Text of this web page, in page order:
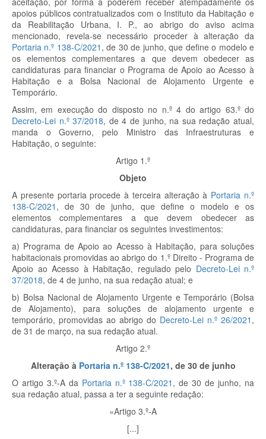
apoios públicos contratualizados com o Instituto da Habitação e
da Reabilitação Urbana, I. P., ao abrigo do aviso acima
mencionado, revela-se necessário proceder à alteração da
Portaria n.º 138-C/2021 , de 30 de junho, que define o modelo e
os elementos complementares a que devem obedecer as
candidaturas para financiar o Programa de Apoio ao Acesso à
Habitação e a Bolsa Nacional de Alojamento Urgente e
Temporário.
Assim, em execução do disposto no n.º 4 do artigo 63.º do
Decreto-Lei n.º 37/2018, de 4 de junho, na sua redação atual,
manda o Governo, pelo Ministro das Infraestruturas e
Habitação, o seguinte:
Artigo 1.º
Objeto
A presente portaria procede à terceira alteração à Portaria n.º
138-C/2021 , de 30 de junho, que define o modelo e os
elementos complementares a que devem obedecer as
candidaturas, para financiar os seguintes investimentos:
a) Programa de Apoio ao Acesso à Habitação, para soluções
habitacionais promovidas ao abrigo do 1.º Direito - Programa de
Apoio ao Acesso à Habitação, regulado pelo Decreto-Lei n.º
37/2018, de 4 de junho, na sua redação atual; e
b) Bolsa Nacional de Alojamento Urgente e Temporário (Bolsa
de Alojamento), para soluções de alojamento urgente e
temporário, promovidas ao abrigo do Decreto-Lei n.º 26/2021 ,
de 31 de março, na sua redação atual.
Artigo 2.º
Alteração à Portaria n.º 138-C/2021, de 30 de junho
O artigo 3.º-A da Portaria n.º 138-C/2021 , de 30 de junho, na
sua redação atual, passa a ter a seguinte redação:
«Artigo 3.º-A
[...]